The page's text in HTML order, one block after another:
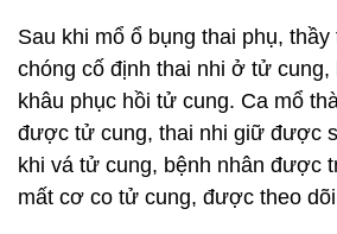
Sau khi mổ ổ bụng thai phụ, thầy
chóng cố định thai nhi ở tử cung,
khâu phục hồi tử cung. Ca mổ
được tử cung, thai nhi giữ được
khi vá tử cung, bệnh nhân được
mất cơ co tử cung, được theo